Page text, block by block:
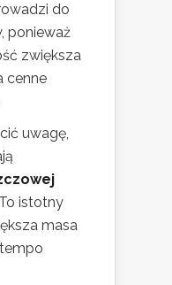
do
ponieważ
zwiększa
cenne
uwagę,
istotny
masa